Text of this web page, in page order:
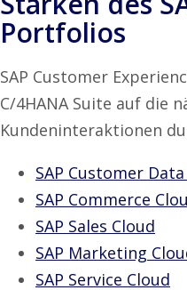
Portfolios
SAP Customer
C/4HANA Suite auf die
Kundeninteraktionen
SAP Customer
SAP Commerce
SAP Sales Cloud
SAP Marketing
SAP Service Cloud